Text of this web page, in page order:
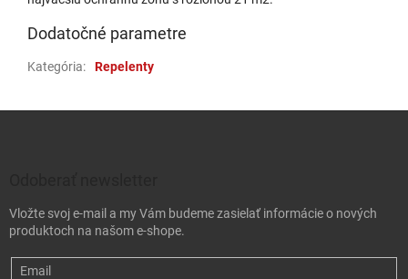
Dodatočné parametre
Kategória: Repelenty
Vložte svoj e-mail a my Vám budeme zasielať informácie o nových
produktoch na našom e-shope.
Email